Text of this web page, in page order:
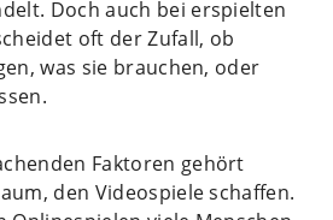
Doch auch bei erspielten
oft der Zufall, ob
was sie brauchen, oder
Faktoren gehört
den Videospiele schaffen.